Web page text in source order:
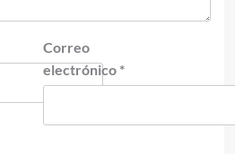
Correo
electrónico *